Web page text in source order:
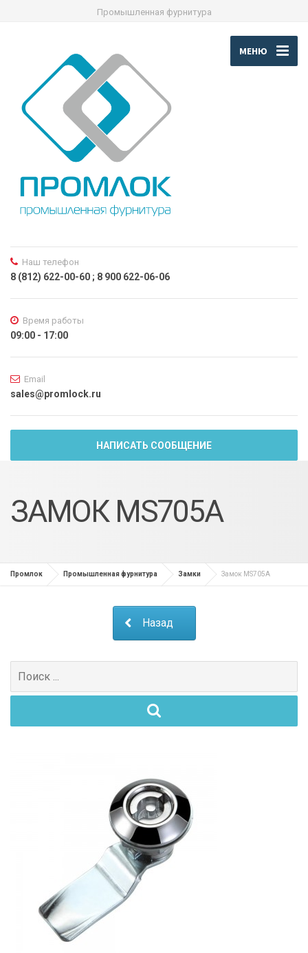
Промышленная фурнитура
МЕНЮ
Наш телефон
8 (812) 622-00-60 ; 8 900 622-06-06
Время работы
09:00 - 17:00
Email
sales@promlock.ru
НАПИСАТЬ СООБЩЕНИЕ
ЗАМОК MS705A
Промлок Промышленная фурнитура Замки Замок MS705A
Назад
Поиск
для: